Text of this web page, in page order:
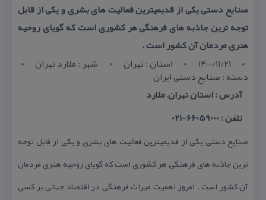
صنایع دستی یكی از قدیمیترین فعالیت های بشری و یكی از قابل
توجه ترین جاذبه های فرهنگی هر كشوری است كه گویای روحیه
هنری مردمان آن كشور است .
1400/11/21
استان : تهران شهر : ملارد تهران
دسته : صنایع دستی ایران
آدرس : استان تهران, ملارد
تلفن : 66059000-021
صنایع دستی یكی از قدیمیترین فعالیت های بشری و یكی از قابل توجه
ترین جاذبه های فرهنگی هر كشوری است كه گویای روحیه هنری مردمان
آن كشور است . امروز اهمیت میراث فرهنگی در اقتصاد جهانی بر كسی